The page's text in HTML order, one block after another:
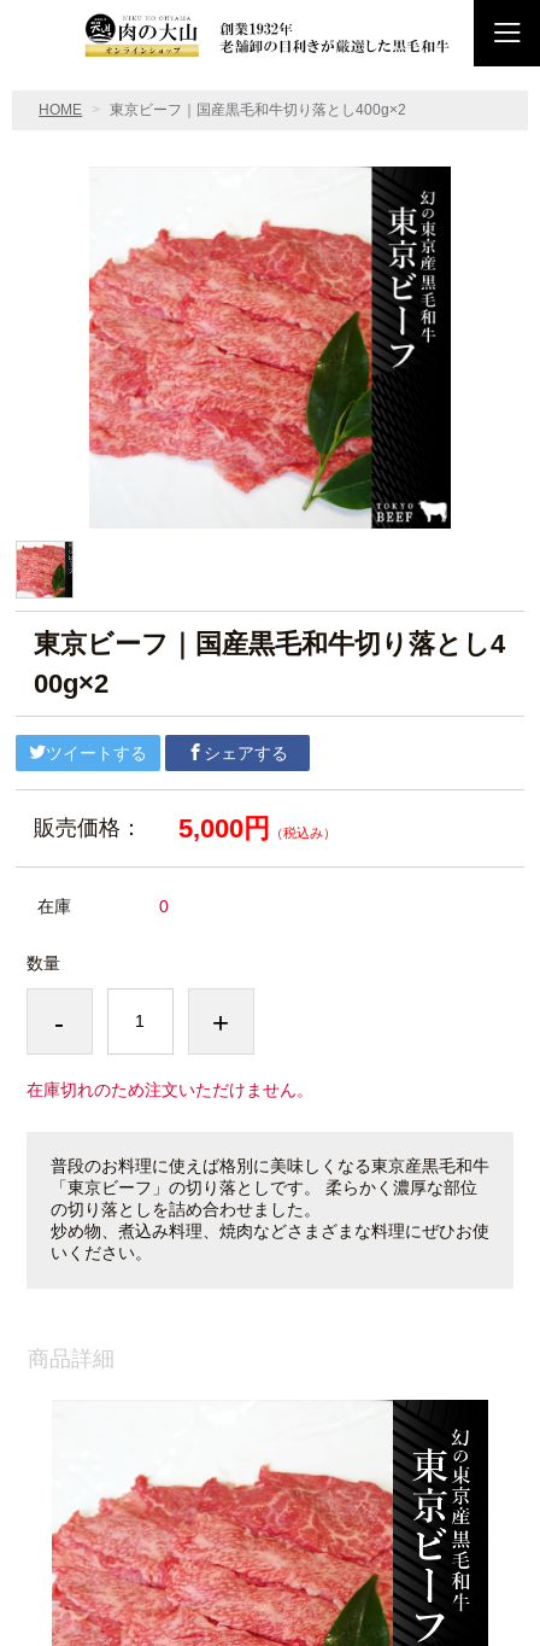
HOME 東京ビーフ｜国産黒毛和牛切り落とし400g×2
東京ビーフ｜国産黒毛和牛切り落とし4
00g×2
ツイートする シェアする
販売価格： 5,000円 （税込み）
在庫 0
数量
- +
在庫切れのため注文いただけません。
普段のお料理に使えば格別に美味しくなる東京産黒毛和牛
「東京ビーフ」の切り落としです。 柔らかく濃厚な部位
の切り落としを詰め合わせました。
炒め物、煮込み料理、焼肉などさまざまな料理にぜひお使
いください。
商品詳細